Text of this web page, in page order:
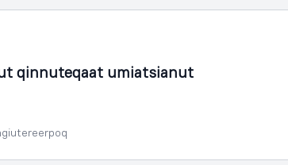
qinnuteqaat umiatsianut